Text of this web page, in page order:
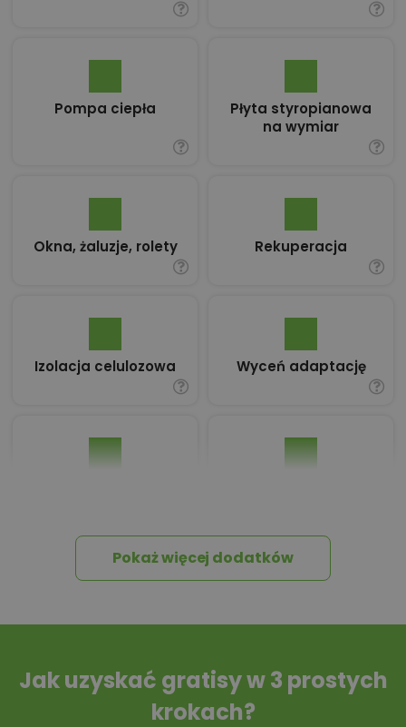
Pompa ciepła
Płyta styropianowa
na wymiar
Okna, żaluzje, rolety Rekuperacja
Izolacja celulozowa Wyceń adaptację
Tablica informacyjna
Przydomowa
Pokaż więcej dodatków
Jak uzyskać gratisy w 3 prostych
krokach?